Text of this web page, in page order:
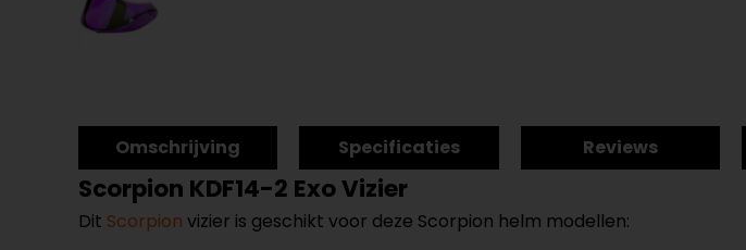
Omschrijving Specificaties Reviews
Scorpion KDF14-2 Exo Vizier
Dit Scorpion vizier is geschikt voor deze Scorpion helm modellen: